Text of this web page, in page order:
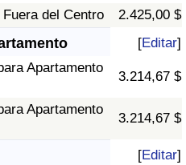
del Centro
2.425,00 $
[Editar]
Apartamento
3.214,67 $
Apartamento
3.214,67 $
[Editar]